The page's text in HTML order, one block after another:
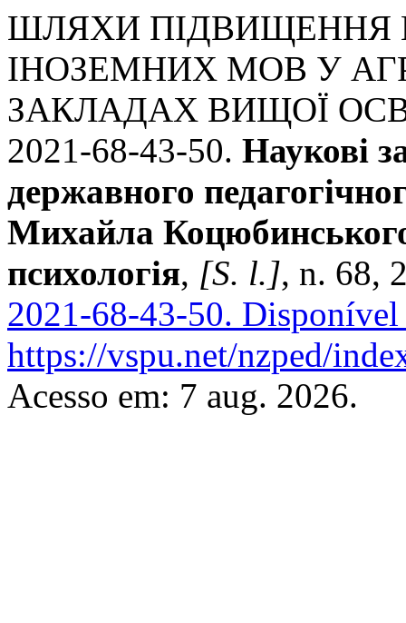
ШЛЯХИ ПІДВИЩЕННЯ
ІНОЗЕМНИХ МОВ У
ЗАКЛАДАХ ВИЩОЇ
2021-68-43-50. Наукові
державного
Михайла
психологія, [S. l.], n. 68,
2021-68-43-50. Disponível
https://vspu.net/nzped/
Acesso em: 7 aug. 2026.